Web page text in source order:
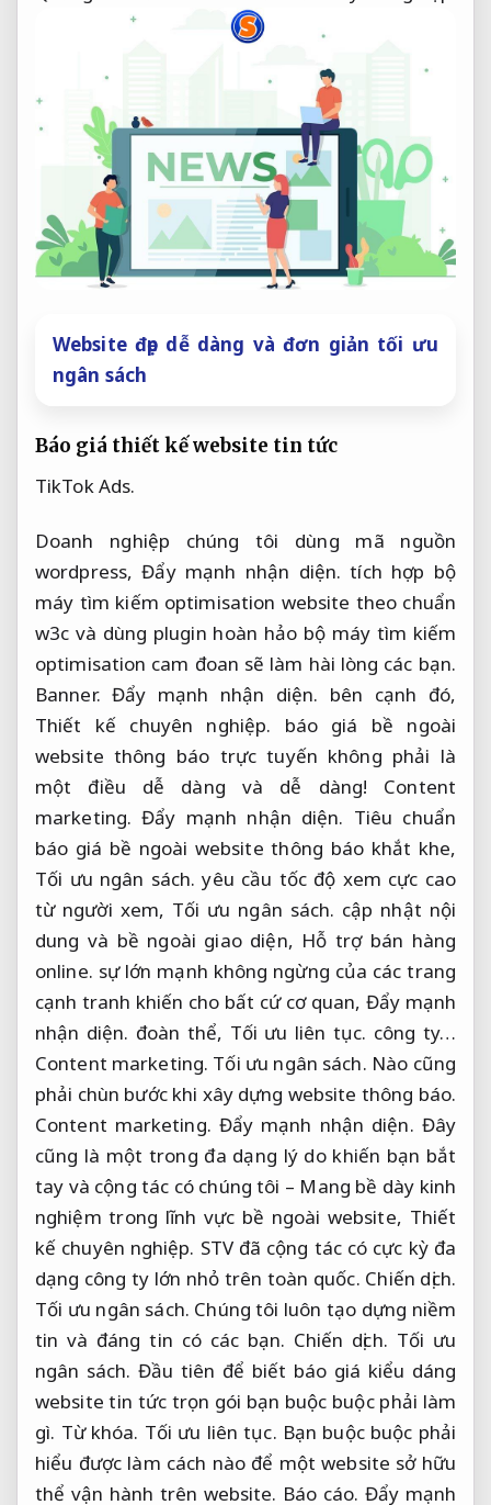
Website đẹp dễ dàng và đơn giản tối ưu
ngân sách
Báo giá thiết kế website tin tức
TikTok Ads.
Doanh nghiệp chúng tôi dùng mã nguồn
wordpress,Đẩy mạnh nhận diện. tích hợp bộ
máy tìm kiếm optimisation website theo chuẩn
w3c và dùng plugin hoàn hảo bộ máy tìm kiếm
optimisation cam đoan sẽ làm hài lòng các bạn.
Banner. Đẩy mạnh nhận diện. bên cạnh đó,
Thiết kế chuyên nghiệp. báo giá bề ngoài
website thông báo trực tuyến không phải là
một điều dễ dàng và dễ dàng! Content
marketing. Đẩy mạnh nhận diện. Tiêu chuẩn
báo giá bề ngoài website thông báo khắt khe,
Tối ưu ngân sách. yêu cầu tốc độ xem cực cao
từ người xem, Tối ưu ngân sách. cập nhật nội
dung và bề ngoài giao diện, Hỗ trợ bán hàng
online. sự lớn mạnh không ngừng của các trang
cạnh tranh khiến cho bất cứ cơ quan, Đẩy mạnh
nhận diện. đoàn thể, Tối ưu liên tục. công ty…
Content marketing. Tối ưu ngân sách. Nào cũng
phải chùn bước khi xây dựng website thông báo.
Content marketing. Đẩy mạnh nhận diện. Đây
cũng là một trong đa dạng lý do khiến bạn bắt
tay và cộng tác có chúng tôi – Mang bề dày kinh
nghiệm trong lĩnh vực bề ngoài website, Thiết
kế chuyên nghiệp. STV đã cộng tác có cực kỳ đa
dạng công ty lớn nhỏ trên toàn quốc. Chiến dịch.
Tối ưu ngân sách. Chúng tôi luôn tạo dựng niềm
tin và đáng tin có các bạn. Chiến dịch. Tối ưu
ngân sách. Đầu tiên để biết báo giá kiểu dáng
website tin tức trọn gói bạn buộc buộc phải làm
gì. Từ khóa. Tối ưu liên tục. Bạn buộc buộc phải
hiểu được làm cách nào để một website sở hữu
thể vận hành trên website. Báo cáo. Đẩy mạnh